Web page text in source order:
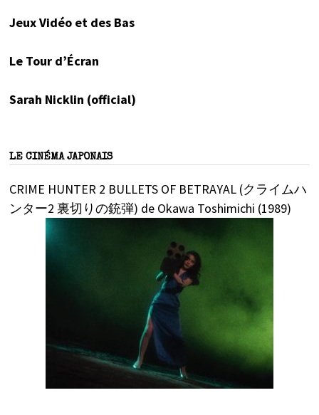
Jeux Vidéo et des Bas
Le Tour d’Écran
Sarah Nicklin (official)
LE CINÉMA JAPONAIS
CRIME HUNTER 2 BULLETS OF BETRAYAL (クライムハ
ンター2 裏切りの銃弾) de Okawa Toshimichi (1989)